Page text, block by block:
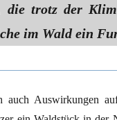
die trotz der
im Wald ein
auch Auswirkungen